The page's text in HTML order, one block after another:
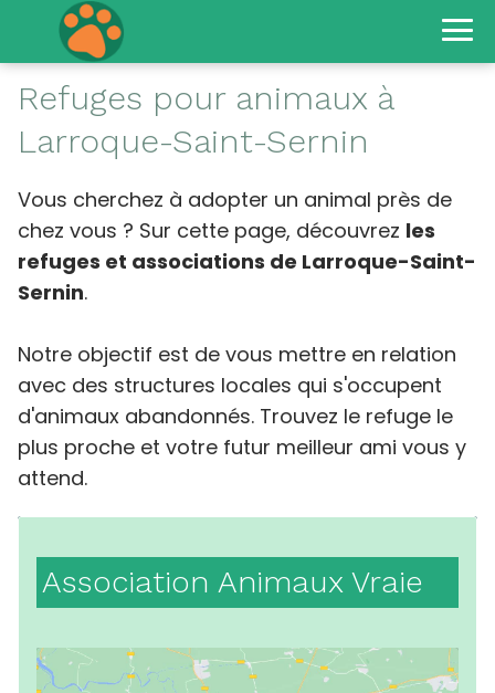
Refuges pour animaux à
Larroque-Saint-Sernin
Vous cherchez à adopter un animal près de
chez vous ? Sur cette page, découvrez les
refuges et associations de Larroque-Saint-
Sernin.
Notre objectif est de vous mettre en relation
avec des structures locales qui s'occupent
d'animaux abandonnés. Trouvez le refuge le
plus proche et votre futur meilleur ami vous y
attend.
Association Animaux Vraie